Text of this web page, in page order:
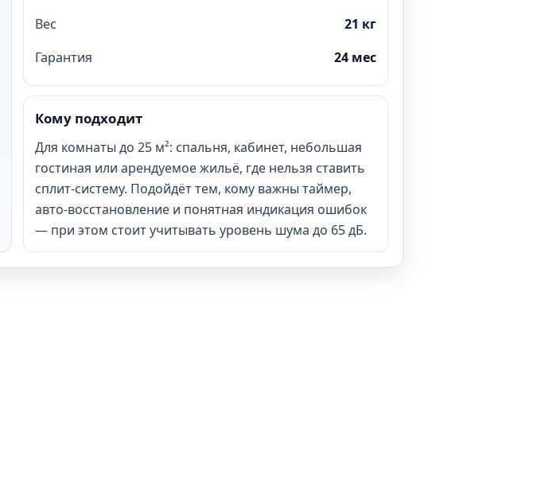
Вес
21 кг
Гарантия
24 мес
Кому подходит
Для комнаты до 25 м²: спальня, кабинет, небольшая
гостиная или арендуемое жильё, где нельзя ставить
сплит-систему. Подойдёт тем, кому важны таймер,
авто-восстановление и понятная индикация ошибок
— при этом стоит учитывать уровень шума до 65 дБ.